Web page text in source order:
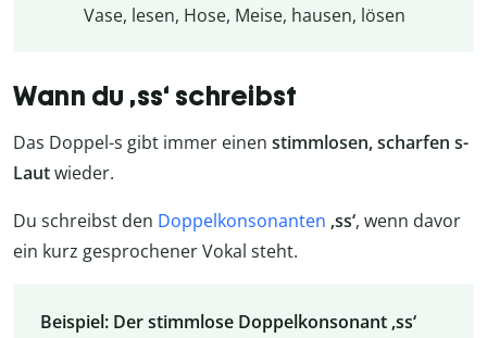
Vase, lesen, Hose, Meise, hausen, lösen
Wann du ‚ss‘ schreibst
Das Doppel-s gibt immer einen stimmlosen, scharfen s-
Lautwieder.
Du schreibst den Doppelkonsonanten ‚ss‘, wenn davor
ein kurz gesprochener Vokal steht.
Beispiel: Der stimmlose Doppelkonsonant ‚ss‘